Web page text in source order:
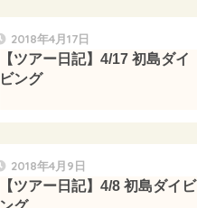
2018年4月17日
【ツアー日記】4/17 初島ダイ
ビング
2018年4月9日
【ツアー日記】4/8 初島ダイビ